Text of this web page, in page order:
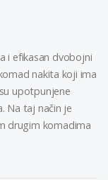
i efikasan dvobojni
nakita koji ima
upotpunjene
Na taj način je
drugim komadima